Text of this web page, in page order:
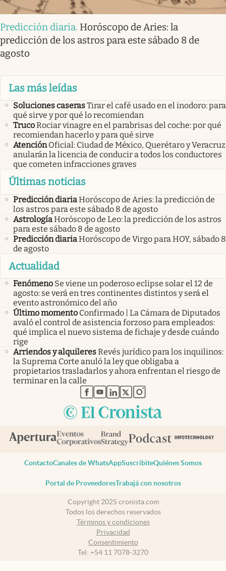
Predicción diaria. Horóscopo de Aries: la
predicción de los astros para este sábado 8 de
agosto
Las más leídas
Soluciones caserasTirar el café usado en el inodoro: para
qué sirve y por qué lo recomiendan
TrucoRociar vinagre en el parabrisas del coche: por qué
recomiendan hacerlo y para qué sirve
Atención Oficial: Ciudad de México, Querétaro y Veracruz
anularán la licencia de conducir a todos los conductores
que cometen infracciones graves
Últimas noticias
Predicción diariaHoróscopo de Aries: la predicción de
los astros para este sábado 8 de agosto
AstrologíaHoróscopo de Leo: la predicción de los astros
para este sábado 8 de agosto
Predicción diariaHoróscopo de Virgo para HOY, sábado 8
de agosto
Actualidad
Fenómeno Se viene un poderoso eclipse solar el 12 de
agosto: se verá en tres continentes distintos y será el
evento astronómico del año
Último momento Confirmado | La Cámara de Diputados
avaló el control de asistencia forzoso para empleados:
qué implica el nuevo sistema de fichaje y desde cuándo
rige
Arriendos y alquileresRevés jurídico para los inquilinos:
la Suprema Corte anuló la ley que obligaba a
propietarios trasladarlos y ahora enfrentan el riesgo de
terminar en la calle
abre en nueva pestaña
abre en nueva pestaña
abre en nueva pestaña
abre en nueva pestaña
abre en nueva pestaña
ContactoCanales de WhatsAppSuscribiteQuiénes Somos
Portal de ProveedoresTrabajá con nosotros
Copyright 2025 cronista.com
Todos los derechos reservados
Términos y condiciones
Privacidad
Consentimiento
Tel: +54 11 7078-3270